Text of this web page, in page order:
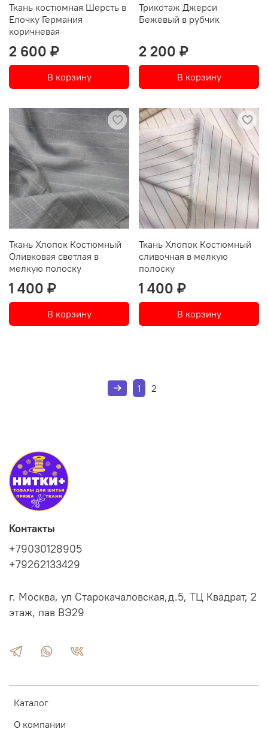
Ткань костюмная Шерсть в
Елочку Германия
коричневая
2 600 ₽
В корзину
Трикотаж Джерси
Бежевый в рубчик
2 200 ₽
В корзину
Ткань Хлопок Костюмный
Оливковая светлая в
мелкую полоску
1 400 ₽
В корзину
Ткань Хлопок Костюмный
сливочная в мелкую
полоску
1 400 ₽
В корзину
1 2
Каталог
О компании
Контакты
+79030128905
+79262133429
г. Москва, ул Старокачаловская,д.5, ТЦ Квадрат, 2
этаж, пав ВЭ29